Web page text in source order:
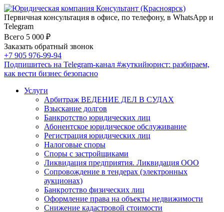
Первичная консультация в офисе, по телефону, в WhatsApp и
Telegram
Всего 5 000 ₽
Заказать обратный звонок
+7 905 976-99-94
Подпишитесь на Telegram-канал #жуткийюрист: разбираем,
как вести бизнес безопасно
Услуги
Арбитраж ВЕДЕНИЕ ДЕЛ В СУДАХ
Взыскание долгов
Банкротство юридических лиц
Абонентское юридическое обслуживание
Регистрация юридических лиц
Налоговые споры
Споры с застройщиками
Ликвидация предприятия. Ликвидация ООО
Сопровождение в тендерах (электронных
аукционах)
Банкротство физических лиц
Оформление права на объекты недвижимости
Снижение кадастровой стоимости